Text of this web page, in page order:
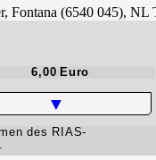
6,00 Euro
▼
des RIAS-